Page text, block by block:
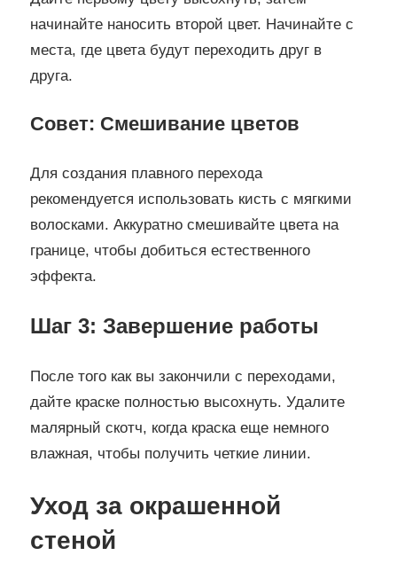
начинайте наносить второй цвет. Начинайте с
места, где цвета будут переходить друг в
друга.
Совет: Смешивание цветов
Для создания плавного перехода
рекомендуется использовать кисть с мягкими
волосками. Аккуратно смешивайте цвета на
границе, чтобы добиться естественного
эффекта.
Шаг 3: Завершение работы
После того как вы закончили с переходами,
дайте краске полностью высохнуть. Удалите
малярный скотч, когда краска еще немного
влажная, чтобы получить четкие линии.
Уход за окрашенной
стеной